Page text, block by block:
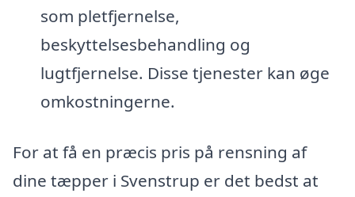
som pletfjernelse,
beskyttelsesbehandling og
lugtfjernelse. Disse tjenester kan øge
omkostningerne.
For at få en præcis pris på rensning af
dine tæpper i Svenstrup er det bedst at